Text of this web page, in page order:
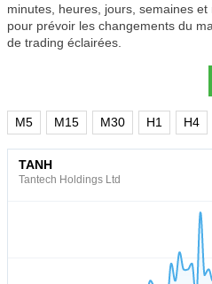
minutes, heures, jours, semaines
pour prévoir les changements du
de trading éclairées.
M5 M15 M30 H1 H4
TANH
Tantech Holdings Ltd